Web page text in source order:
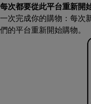
每次都要從此平台重新開
一次完成你的購物：每次
們的平台重新開始購物。